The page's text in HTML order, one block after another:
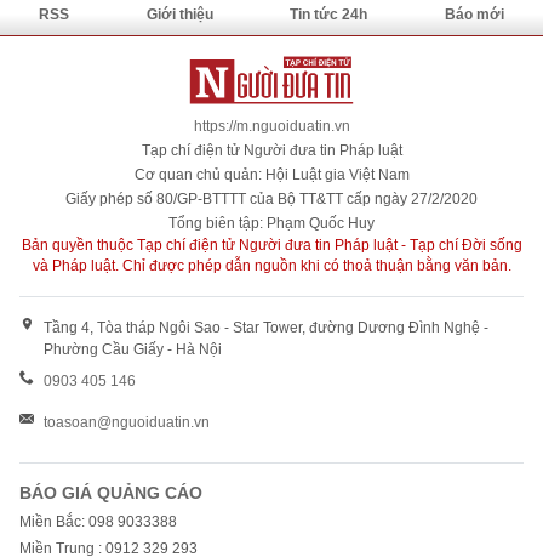
RSS Giới thiệu Tin tức 24h Báo mới
https://m.nguoiduatin.vn
Tạp chí điện tử Người đưa tin Pháp luật
Cơ quan chủ quản: Hội Luật gia Việt Nam
Giấy phép số 80/GP-BTTTT của Bộ TT&TT cấp ngày 27/2/2020
Tổng biên tập: Phạm Quốc Huy
Bản quyền thuộc Tạp chí điện tử Người đưa tin Pháp luật - Tạp chí Đời sống
và Pháp luật. Chỉ được phép dẫn nguồn khi có thoả thuận bằng văn bản.
Tầng 4, Tòa tháp Ngôi Sao - Star Tower, đường Dương Đình Nghệ -
Phường Cầu Giấy - Hà Nội
0903 405 146
toasoan@nguoiduatin.vn
BÁO GIÁ QUẢNG CÁO
Miền Bắc: 098 9033388
Miền Trung : 0912 329 293